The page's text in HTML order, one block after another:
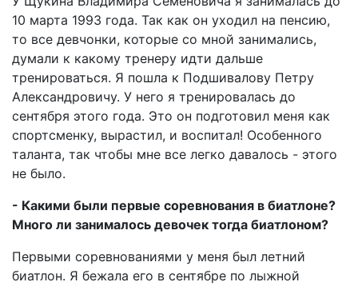
10 марта 1993 года. Так как он уходил на пенсию,
то все девчонки, которые со мной занимались,
думали к какому тренеру идти дальше
тренироваться. Я пошла к Подшивалову Петру
Александровичу. У него я тренировалась до
сентября этого года. Это он подготовил меня как
спортсменку, вырастил, и воспитал! Особенного
таланта, так чтобы мне все легко давалось - этого
не было.
- Какими были первые соревнования в биатлоне?
Много ли занималось девочек тогда биатлоном?
Первыми соревнованиями у меня был летний
биатлон. Я бежала его в сентябре по лыжной